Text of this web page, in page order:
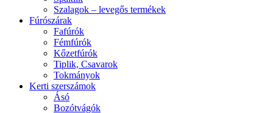
Szalagok – levegős termékek
Fúrószárak
Fafúrók
Fémfúrók
Kőzetfúrók
Tiplik, Csavarok
Tokmányok
Kerti szerszámok
Ásó
Bozótvágók